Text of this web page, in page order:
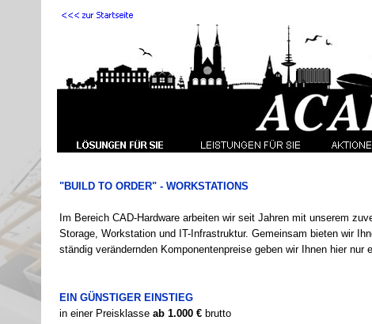
"BUILD TO ORDER" - WORKSTATIONS
Im Bereich CAD-Hardware arbeiten wir seit Jahren mit unserem
Storage, Workstation und IT- Infrastruktur. Gemeinsam bieten wir
ständig verändernden Komponentenpreise geben wir Ihnen hier nur
EIN GÜNSTIGER EINSTIEG
in einer Preisklasse ab 1.000 € brutto